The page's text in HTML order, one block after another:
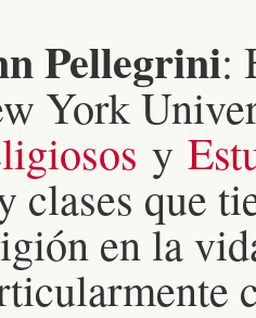
Pellegrini:
York
y
clases que
en la